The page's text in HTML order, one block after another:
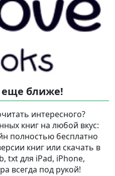
еще ближе!
интересного?
книг на любой вкус:
полностью бесплатно
книг или скачать в
txt для iPad, iPhone,
всегда под рукой!